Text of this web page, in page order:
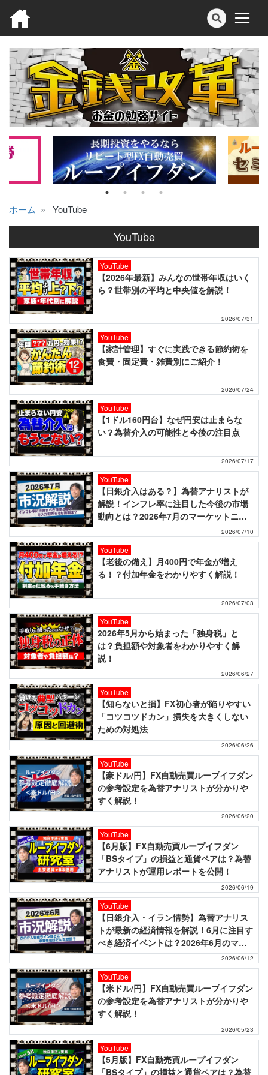
ホーム YouTube
YouTube
YouTube
【2026年最新】みんなの世帯年収はいく
ら？世帯別の平均と中央値を解説！
2026/07/31
YouTube
【家計管理】すぐに実践できる節約術を
食費・固定費・雑費別にご紹介！
2026/07/24
YouTube
【1ドル160円台】なぜ円安は止まらな
い？為替介入の可能性と今後の注目点
2026/07/17
YouTube
【日銀介入はある？】為替アナリストが
解説！インフレ率に注目した今後の市場
動向とは？2026年7月のマーケットニュ
ース！
2026/07/10
YouTube
【老後の備え】月400円で年金が増え
る！？付加年金をわかりやすく解説！
2026/07/03
YouTube
2026年5月から始まった「独身税」と
は？負担額や対象者をわかりやすく解
説！
2026/06/27
YouTube
【知らないと損】FX初心者が陥りやすい
「コツコツドカン」損失を大きくしない
ための対処法
2026/06/26
YouTube
【豪ドル/円】FX自動売買ループイフダン
の参考設定を為替アナリストが分かりや
すく解説！
2026/06/20
YouTube
【6月版】FX自動売買ループイフダン
「BSタイプ」の損益と通貨ペアは？為替
アナリストが運用レポートを公開！
2026/06/19
YouTube
【日銀介入・イラン情勢】為替アナリス
トが最新の経済情報を解説！6月に注目す
べき経済イベントは？2026年6月のマー
ケットニュース！
2026/06/12
YouTube
【米ドル/円】FX自動売買ループイフダン
の参考設定を為替アナリストが分かりや
すく解説！
2026/05/23
YouTube
【5月版】FX自動売買ループイフダン
「BSタイプ」の損益と通貨ペアは？為替